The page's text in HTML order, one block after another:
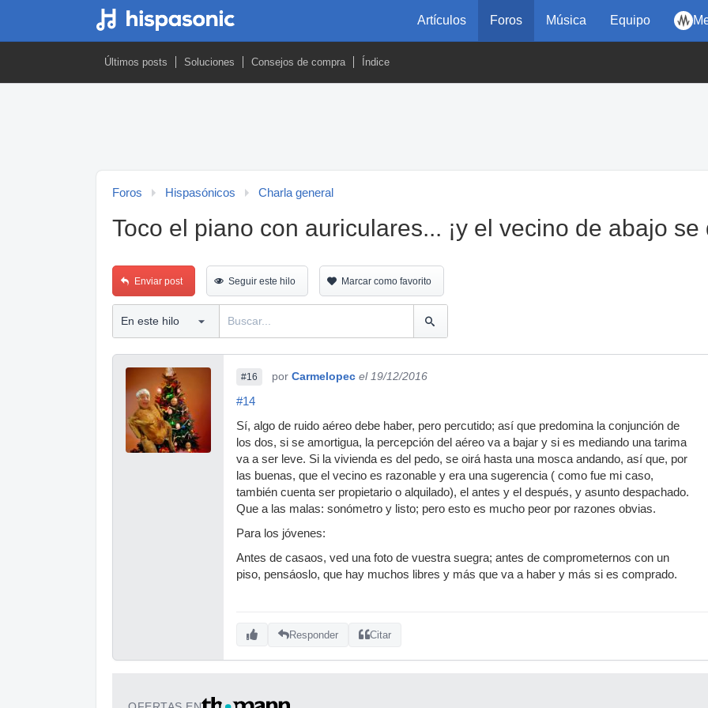
Artículos Foros Música Equipo
Últimos posts Soluciones Consejos de compra Índice
Foros Hispasónicos Charla general
Toco el piano con auriculares... ¡y el vecino de abajo se
Enviar post Seguir este hilo Marcar como favorito
#16 por Carmelopec el 19/12/2016
#14
Sí, algo de ruido aéreo debe haber, pero percutido; así que predomina la conjunción de
los dos, si se amortigua, la percepción del aéreo va a bajar y si es mediando una tarima
va a ser leve. Si la vivienda es del pedo, se oirá hasta una mosca andando, así que, por
las buenas, que el vecino es razonable y era una sugerencia ( como fue mi caso,
también cuenta ser propietario o alquilado), el antes y el después, y asunto despachado.
Que a las malas: sonómetro y listo; pero esto es mucho peor por razones obvias.
Para los jóvenes:
Antes de casaos, ved una foto de vuestra suegra; antes de comprometernos con un
piso, pensáoslo, que hay muchos libres y más que va a haber y más si es comprado.
Responder Citar